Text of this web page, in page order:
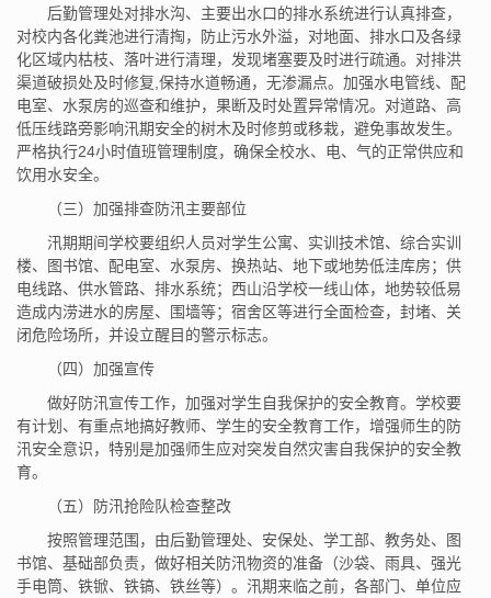
后勤管理处对排水沟、主要出水口的排水系统进行认真排查，
对校内各化粪池进行清掏，防止污水外溢，对地面、排水口及各绿
化区域内枯枝、落叶进行清理，发现堵塞要及时进行疏通。对排洪
渠道破损处及时修复,保持水道畅通，无渗漏点。加强水电管线、配
电室、水泵房的巡查和维护，果断及时处置异常情况。对道路、高
低压线路旁影响汛期安全的树木及时修剪或移栽，避免事故发生。
严格执行24小时值班管理制度，确保全校水、电、气的正常供应和
饮用水安全。
（三）加强排查防汛主要部位
汛期期间学校要组织人员对学生公寓、实训技术馆、综合实训
楼、图书馆、配电室、水泵房、换热站、地下或地势低洼库房；供
电线路、供水管路、排水系统；西山沿学校一线山体，地势较低易
造成内涝进水的房屋、围墙等；宿舍区等进行全面检查，封堵、关
闭危险场所，并设立醒目的警示标志。
（四）加强宣传
做好防汛宣传工作，加强对学生自我保护的安全教育。学校要
有计划、有重点地搞好教师、学生的安全教育工作，增强师生的防
汛安全意识，特别是加强师生应对突发自然灾害自我保护的安全教
育。
（五）防汛抢险队检查整改
按照管理范围，由后勤管理处、安保处、学工部、教务处、图
书馆、基础部负责，做好相关防汛物资的准备（沙袋、雨具、强光
手电筒、铁锨、铁镐、铁丝等）。汛期来临之前，各部门、单位应